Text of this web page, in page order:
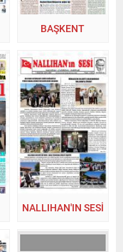
BAŞKENT
NALLIHAN'IN SESİ